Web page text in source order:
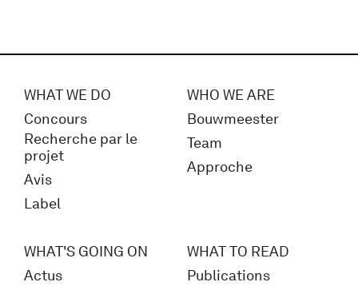
WHAT WE DO
Concours
Recherche par le
projet
Avis
Label
WHO WE ARE
Bouwmeester
Team
Approche
WHAT'S GOING ON
Actus
WHAT TO READ
Publications